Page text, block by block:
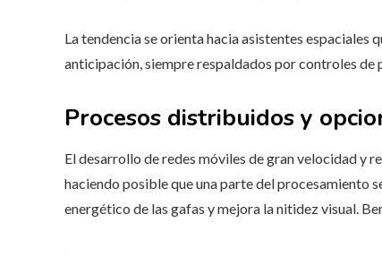
La tendencia se orienta hacia asistentes espaciales
anticipación, siempre respaldados por controles de
Procesos distribuidos y
El desarrollo de redes móviles de gran velocidad y
haciendo posible que una parte del procesamiento
energético de las gafas y mejora la nitidez visual.